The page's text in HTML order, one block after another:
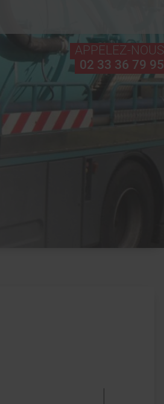
APPELEZ-NOUS
02 33 36 79 95